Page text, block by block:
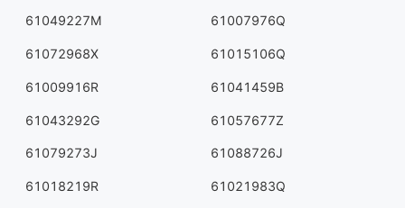
61049227M 61007976Q
61072968X 61015106Q
61009916R 61041459B
61043292G 61057677Z
61079273J 61088726J
61018219R 61021983Q